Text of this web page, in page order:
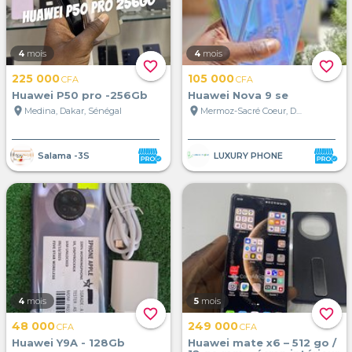
favorite_border
4 mois
225 000CFA
Huawei P50 pro -256Gb
location_on Medina, Dakar, Sénégal
Salama -3S
favorite_border
4 mois
105 000CFA
Huawei Nova 9 se
location_on
Mermoz-Sacré Coeur, Dakar, Sénégal
LUXURY PHONE
favorite_border
4 mois
48 000CFA
Huawei Y9A - 128Gb
favorite_border
5 mois
249 000CFA
Huawei mate x6 – 512 go /